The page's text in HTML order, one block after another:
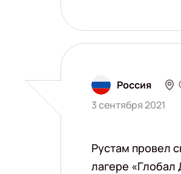
Россия
3 сентября 2021
Рустам провел
лагере